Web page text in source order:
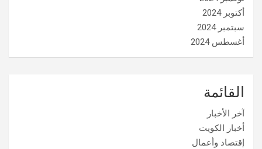
أكتوبر 2024
سبتمبر 2024
أغسطس 2024
القائمة
آخر الأخبار
أخبار الكويت
إقتصاد وأعمال